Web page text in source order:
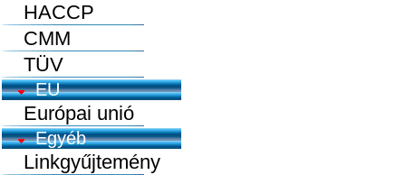
HACCP
CMM
TÜV
EU
Európai unió
Egyéb
Linkgyűjtemény